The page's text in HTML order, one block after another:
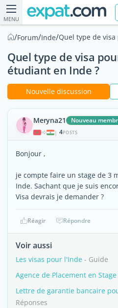
MENU
/Forum/Inde/Quel type de
Quel type de visa
étudiant en Inde ?
Nouvelle discussion
Meryna21 Nouveau
| 4POSTS
Bonjour ,
je compte faire un stage de 3
Inde. Sachant que je suis
Visa devrais je demander ?
Réagir Répondre
Voir aussi
Les visas pour l'Inde - Guide
Agence de Placement en
Lettre de garantie bancaire
Réponses